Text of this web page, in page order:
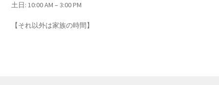
オットー・ハーン‗
土日: 10:00 AM – 3:00 PM
【それ以外は家族の時間】